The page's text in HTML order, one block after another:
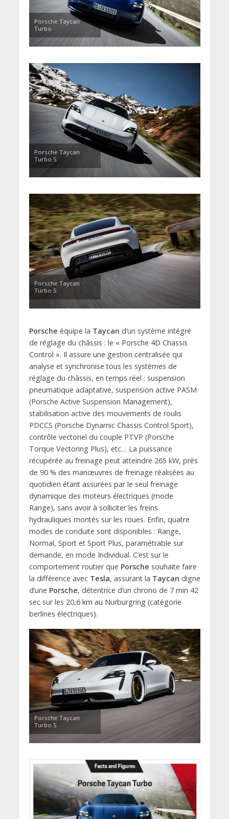
Porsche Taycan
Turbo
Porsche Taycan
Turbo S
Porsche Taycan
Turbo S
Porsche équipe la Taycan d’un système intégré
de réglage du châssis : le « Porsche 4D Chassis
Control ». Il assure une gestion centralisée qui
analyse et synchronise tous les systèmes de
réglage du châssis, en temps réel : suspension
pneumatique adaptative, suspension active PASM
(Porsche Active Suspension Management),
stabilisation active des mouvements de roulis
PDCCS (Porsche Dynamic Chassis Control Sport),
contrôle vectoriel du couple PTVP (Porsche
Torque Vectoring Plus), etc… La puissance
récupérée au freinage peut atteindre 265 kW, près
de 90 % des manœuvres de freinage réalisées au
quotidien étant assurées par le seul freinage
dynamique des moteurs électriques (mode
Range), sans avoir à solliciter les freins
hydrauliques montés sur les roues. Enfin, quatre
modes de conduite sont disponibles : Range,
Normal, Sport et Sport Plus, paramétrable sur
demande, en mode Individual. C’est sur le
comportement routier que Porsche souhaite faire
la différence avec Tesla, assurant la Taycan digne
d’une Porsche, détentrice d’un chrono de 7 min 42
sec sur les 20,6 km au Nürburgring (catégorie
berlines électriques).
Porsche Taycan
Turbo S